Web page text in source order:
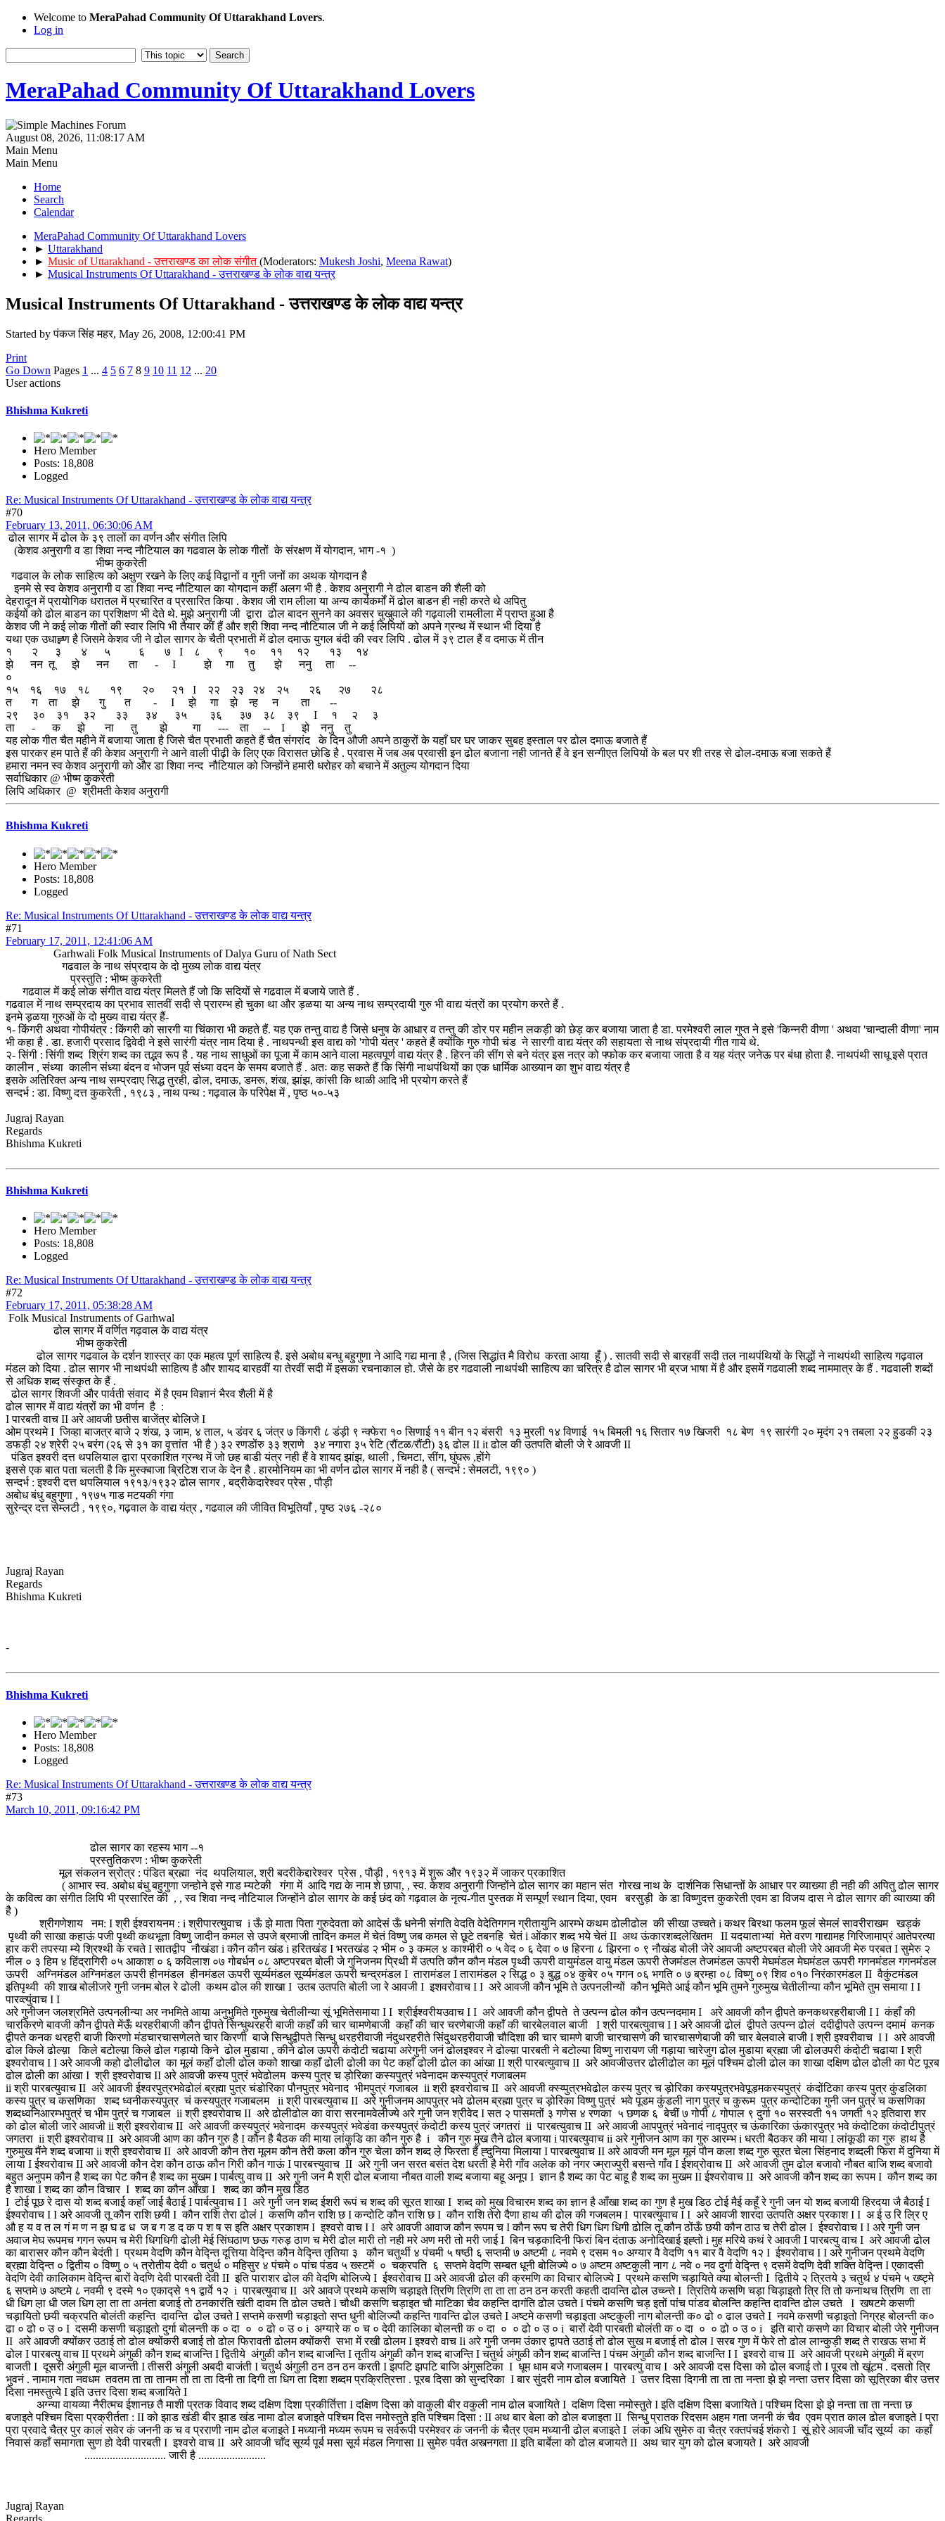
Welcome to MeraPahad Community Of Uttarakhand Lovers.
Log in
MeraPahad Community Of Uttarakhand Lovers
August 08, 2026, 11:08:17 AM
Main Menu
Main Menu
Home
Search
Calendar
MeraPahad Community Of Uttarakhand Lovers
► Uttarakhand
► Music of Uttarakhand - उत्तराखण्ड का लोक संगीत(Moderators: Mukesh Joshi, Meena Rawat)
► Musical Instruments Of Uttarakhand - उत्तराखण्ड के लोक वाद्य यन्त्र
Musical Instruments Of Uttarakhand - उत्तराखण्ड के लोक वाद्य यन्त्र
Started by पंकज सिंह महर, May 26, 2008, 12:00:41 PM
Print
Go Down Pages 1 ... 4 5 6 7 8 9 10 11 12 ... 20
User actions
Bhishma Kukreti
Hero Member
Posts: 18,808
Logged
Re: Musical Instruments Of Uttarakhand - उत्तराखण्ड के लोक वाद्य यन्त्र
#70
February 13, 2011, 06:30:06 AM
ढोल सागर में ढोल के ३९ तालों का वर्णन और संगीत लिपि
(केशव अनुरागी व डा शिवा नन्द नौटियाल का गढवाल के लोक गीतों के संरक्षण में योगदान, भाग -१ )
भीष्म कुकरेती
गढवाल के लोक साहित्य को अक्षुण रखने के लिए कई विद्वानों व गुनी जनों का अथक योगदान है
इनमे से स्व केशव अनुरागी व डा शिवा नन्द नौटियाल का योगदान कहीं अलग भी है . केशव अनुरागी ने ढोल बाडन की शैली को
देहरादून में प्रायोगिक धरातल में प्रचारित व प्रसारित किया . केशव जी राम लीला या अन्य कार्यकर्मों में ढोल बाडन ही नही करते थे अपितु
कईयों को ढोल बाडन का प्रशिक्षण भी देते थे. मुझे अनुरागी जी द्वारा ढोल बादन सुनने का अवसर चुखुवाले की गढ़वाली रामलीला में प्राप्त हुआ है
केशव जी ने कई लोक गीतों की स्वार लिपि भी तैयार कीं हैं और श्री शिवा नन्द नौटियाल जी ने कई लिपियों को अपने ग्रन्थ में स्थान भी दिया है
यथा एक उधाह्र्ण है जिसमे केशव जी ने ढोल सागर के चैती प्रभाती में ढोल दमाऊ युगल बंदी की स्वर लिपि . ढोल में ३९ टाल हैं व दमाऊ में तीन
१ २ ३ ४ ५ ६ ७ I ८ ९ १० ११ १२ १३ १४
झे नन तू झे नन ता - I झे गा तु झे ननु ता --
०
१५ १६ १७ १८ १९ २० २१ I २२ २३ २४ २५ २६ २७ २८
त ग ता झे गु त - I झे गा झे न्ह न ता --
२९ ३० ३१ ३२ ३३ ३४ ३५ ३६ ३७ ३८ ३९ I १ २ ३
ता - क झे ना तु झे गा --- ता -- I झे ननु तु
यह लोक गीत चैत महीने में बजाया जाता है जिसे चैत प्रभाती कहते हैं चैत संगरांद के दिन औजी अपने ठाकुरों के यहाँ घर घर जाकर सुबह इस्ताल पर ढोल दमाऊ बजाते हैं
इस पारकर हम पाते हैं की केशव अनुरागी ने आने वाली पीढ़ी के लिए एक विरासत छोडि है . प्रवास में जब अब प्रवासी इन ढोल बजाना नही जानते हैं वे इन सन्गीएत लिपियों के बल पर शी तरह से ढोल-दमाऊ बजा सकते हैं
हमारा नमन स्व केशव अनुरागी को और डा शिवा नन्द नौटियाल को जिन्होंने हमारी धरोहर को बचाने में अतुल्य योगदान दिया
सर्वाधिकार @ भीष्म कुकरेती
लिपि अधिकार @ श्रीमती केशव अनुरागी
Bhishma Kukreti
Hero Member
Posts: 18,808
Logged
Re: Musical Instruments Of Uttarakhand - उत्तराखण्ड के लोक वाद्य यन्त्र
#71
February 17, 2011, 12:41:06 AM
Garhwali Folk Musical Instruments of Dalya Guru of Nath Sect
गढवाल के नाथ संप्रदाय के दो मुख्य लोक वाद्य यंत्र
प्रस्तुति : भीष्म कुकरेती
गढवाल में कई लोक संगीत वाद्य यंत्र मिलते हैं जो कि सदियों से गढवाल में बजाये जाते हैं .
गढवाल में नाथ सम्प्रदाय का प्रभाव सातवीं सदी से प्रारम्भ हो चुका था और ड़ळया या अन्य नाथ सम्प्रदायी गुरु भी वाद्य यंत्रों का प्रयोग करते हैं .
इनमे ड़ळया गुरुओं के दो मुख्य वाद्य यंत्र हैं-
१- किंगरी अथवा गोपीयंत्र : किंगरी को सारगी या चिंकारा भी कहते हैं. यह एक तन्तु वाद्य है जिसे धनुष के आधार व तन्तु की डोर पर महीन लकड़ी को छेड़ कर बजाया जाता है डा. परमेश्वरी लाल गुप्त ने इसे 'किन्नरी वीणा ' अथवा 'चान्दाली वीणा' नाम
भी कहा है . डा. हजारी प्रसाद द्विवेदी ने इसे सारंगी यंत्र नाम दिया है . नाथपन्थी इस वाद्य को 'गोपी यंत्र ' कहते हैं क्योंकि गुरु गोपी चंड ने सारगी वाद्य यंत्र की सहायता से नाथ संप्रदायी गीत गाये थे.
२- सिंगी : सिंगी शब्द श्रिंग शब्द का तद्भव रूप है . यह नाथ साधुओं का पूजा में काम आने वाला महत्वपूर्ण वाद्य यंत्र है . हिरन की सींग से बने यंत्र इस नत्र को फ्फोक कर बजाया जाता है व यह यंत्र जनेऊ पर बंधा होता है. नाथपंथी साधू इसे प्रात
कालीन , संध्या कालीन संध्या बंदन व भोजन पूर्व संध्या वदन के समय बजाते हैं . अतः कह सकते हैं कि सिंगी नाथपंथियों का एक धार्मिक आख्यान का शुभ वाद्य यंत्र है
इसके अतिरिक्त अन्य नाथ सम्प्रदाए सिद्ध तुरही, ढोल, दमाऊ, डमरू, शंख, झांझ, कांसी कि थाळी आदि भी प्रयोग करते हैं
सन्दर्भ : डा. विष्णु दत्त कुकरेती , १९८३ , नाथ पन्थ : गढ़वाल के परिपेक्ष में , पृष्ठ ५०-५३
Jugraj Rayan
Regards
Bhishma Kukreti
Bhishma Kukreti
Hero Member
Posts: 18,808
Logged
Re: Musical Instruments Of Uttarakhand - उत्तराखण्ड के लोक वाद्य यन्त्र
#72
February 17, 2011, 05:38:28 AM
Folk Musical Instruments of Garhwal
ढोल सागर में वर्णित गढ़वाल के वाद्य यंत्र
भीष्म कुकरेती
ढोल सागर गढवाल के दर्शन शास्त्र का एक महत्व पूर्ण साहित्य है. इसे अबोध बन्धु बहुगुणा ने आदि गद्य माना है , (जिस सिद्धांत मै विरोध करता आया हूँ ) . सातवी सदी से बारहवीं सदी तल नाथपंथियों के सिद्धों ने नाथपंथी साहित्य गढ़वाल
मंडल को दिया . ढोल सागर भी नाथपंथी साहित्य है और शायद बारहवीं या तेरवीं सदी में इसका रचनाकाल हो. जैसे के हर गढवाली नाथपंथी साहित्य का चरित्र है ढोल सागर भी ब्रज भाषा में है और इसमें गढवाली शब्द नाममात्र के हैं . गढवाली शब्दों
से अधिक शब्द संस्कृत के हैं .
ढोल सागर शिवजी और पार्वती संवाद में है एवम विज्ञानं भैरव शैली में है
ढोल सागर में वाद्य यंत्रों का भी वर्णन है :
I पारबती वाच II अरे आवजी छतीस बाजेंत्र बोलिजे I
ओम प्रथमे I जिव्हा बाजत्र बाजे २ शंख, ३ जाम, ४ ताल, ५ डंवर ६ जंत्र ७ किंगरी ८ डंड़ी ९ न्क्फेरा १० सिणाई ११ बीन १२ बंसरी १३ मुरली १४ विणाई १५ बिमली १६ सितार १७ खिजरी १८ बेण १९ सारंगी २० मृदंग २१ तबला २२ हुडकी २३
डफड़ी २४ श्रेरी २५ बरंग (२६ से ३१ का वृत्तांत भी है ) ३२ रणडोंरु ३३ श्राणे ३४ नगारा ३५ रेटि (रौंटळ/रौंटी) ३६ ढोल II it ढोल की उतपति बोली जे रे आवजी II
पंडित इश्वरी दत्त थपलियाल द्वारा प्रकाशित ग्रन्थ में जो छह बाडी यंत्र नही हैं वे शायद झांझ, थाली , चिमटा, सींग, घुंघरू ,होंगे
इससे एक बात पता चलती है कि मुस्क्बाजा ब्रिटिश राज के देन है . हारमोनियम का भी वर्णन ढोल सागर में नही है ( सन्दर्भ : सेमलटी, १९९० )
सन्दर्भ : इश्वरी दत्त थपलियाल १९१३/१९३२ ढोल सागर , बद्रीकेदारेश्वर प्रेस , पौड़ी
अबोध बंधु बहुगुणा , १९७५ गाड मटयकी गंगा
सुरेन्द्र दत्त सेम्लटी , १९९०, गढ़वाल के वाद्य यंत्र , गढवाल की जीवित विभूतियाँ , पृष्ठ २७६ -२८०
Jugraj Rayan
Regards
Bhishma Kukreti
-
Bhishma Kukreti
Hero Member
Posts: 18,808
Logged
Re: Musical Instruments Of Uttarakhand - उत्तराखण्ड के लोक वाद्य यन्त्र
#73
March 10, 2011, 09:16:42 PM
ढोल सागर का रहस्य भाग --१
प्रस्तुतिकरण : भीष्म कुकरेती
मूल संकलन स्रोत्र : पंडित ब्रह्मा नंद थपलियाल, श्री बदरीकेद्दारेश्वर प्रेस , पौड़ी , १९१३ में शुरू और १९३२ में जाकर प्रकाशित
( आभार स्व. अबोध बंधु बहुगुणा जन्होने इसे गाड म्यटेकी गंगा में आदि गद्य के नाम शे छापा, , स्व. केशव अनुरागी जिन्होंने ढोल सागर का महान संत गोरख नाथ के दार्शनिक सिधान्तों के आधार पर व्याख्या ही नही की अपितु ढोल सागर
के कवित्व का संगीत लिपि भी प्रसारित की , , स्व शिवा नन्द नौटियाल जिन्होंने ढोल सागर के कई छंद को गढ़वाल के नृत्य-गीत पुस्तक में सम्पूर्ण स्थान दिया, एवम बरसुड़ी के डा विष्णुदत्त कुकरेती एवम डा विजय दास ने ढोल सागर की व्याख्या की
है )
श्रीगणेशाय नम: I श्री ईश्वरायनम : i श्रीपारत्युवाच i ऊँ झे माता पिता गुरुदेवता को आदेसं ऊँ धनेनी संगति वेदति वेदेतिगगन ग्रीतायुनि आरम्भे कथम ढोलीढोल की सीखा उच्चते i कथर बिरथा फलम फूलं सेमलं सावरीराखम खड़कं
पृथ्वी की साखा कहाऊं पजी पृथ्वी कथभूता विष्णु जादीन कमल से उपजे ब्रमाजी तादिन कमल में चेतं विष्णु जब कमल से छूटे तबनहि चेतं i ओंकार शब्द भये चेतं II अथ ऊंकारशब्दलेखितम II यदयाताभ्यां मेते वरण गाद्यामह गिरिजामाप्रं आतेपरत्या
हार करी तपस्या म्ये श्रिश्थी के रचते I सातद्वीप नौखंडा i कौन कौन खंड i हरितखंड I भरतखंड २ भीम ० ३ कमल ४ काश्मीरी ० ५ वेद ० ६ देवा ० ७ हिरना ८ झिरना ० ९ नौखंड बोली जेरे आवजी अष्टपरबत बोली जेरे आवजी मेरु परबत I सुमेरु २
नील ० ३ हिम ४ हिंद्रागिरी ०५ आकाश ० ६ कविलाश ०७ गोबर्धन ०८ अष्टपरबत बोली जे गुनिजनम प्रिथी में उत्पति कौन कौन मंडल पृथ्वी ऊपरी वायुमंडल वायु मंडल ऊपरी तेजमंडल तेजमंडल ऊपरी मेघमंडल मेघमंडल ऊपरी गगनमंडल गगनमंडल
ऊपरी अग्निमंडल अग्निमंडल ऊपरी हीनमंडल हीनमंडल ऊपरी सूर्य्यमंडल सूर्य्यमंडल ऊपरी चन्द्रमंडल I तारामंडल I तारामंडल २ सिद्ध ० ३ बुद्ध ०४ कुबेर ०५ गगन ०६ भगति ० ७ ब्रम्हा ०८ विष्णु ०९ शिव ०१० निरंकारमंडल II वैकुंटमंडल
इतिपृथ्वी की शाख बोलीजरे गुनी जनम बोल रे ढोली कथम ढोल की शाखा I उतब उतपति बोली जा रे आवजी I इशवरोवाच I I अरे आवजी कौन भूमि ते उत्पनलीन्यों कौन भूमिते आई कौन भूमि तुमने गुरुमुख चेतीलीन्या कौन भूमिते तुम समाया I I
पारव्त्युंवाच I I
अरे गुनीजन जलश्रमिते उत्पनलीन्या अर नभमिते आया अनुभुमिते गुरुमुख चेतीलीन्या सूं भूमितेसमाया I I श्रीईश्वरीयउवाच I I अरे आवजी कौन द्वीपते ते उत्पन्न ढोल कौन उत्पन्नदमाम I अरे आवजी कौन द्वीपते कनकथरहरीबाजी I I कंहाँ की
चारकिरणे बावजी कौन द्वीपते मेंऊँ थरहरीबाजी कौन द्वीपते सिन्धुथरहरी बाजी कहाँ की चार चामणेबाजी कहाँ की चार चरणेबाजी कहाँ की चारबेलवाल बाजी I श्री पारबत्युवाच I I अरे आवजी ढोलं द्वीपते उत्पन्न ढोलं ददीद्वीपते उत्पन्न दमामं कनक
द्वीपते कनक थरहरी बाजी किरणो मंडचारचासणेलते चार किरणी बाजे सिन्धुद्वीपते सिन्धु थरहरीवाजी नंदुथरहरीते सिंदुथरहरीवाजी चौदिशा की चार चामणे बाजी चारचासणे की चारचासणेबाजी की चार बेलवाले बाजी I श्री इश्वरीवाच I I अरे आवजी
ढोल किले ढोल्य़ा किले बटोल्य़ा किले ढोल गड़ायो किने ढोल मुडाया , कीने ढोल ऊपरी कंदोटी चढाया अरेगुनी जनं ढोलइश्वर ने ढोल्य़ा पारबती ने बटोल्या विष्णु नारायण जी गड़ाया चारेजुग ढोल मुडाया ब्रह्मा जी ढोलउपरी कंदोटी चढाया I श्री
इश्वरोवाच I I अरे आवजी कहो ढोलीढोल का मूलं कहाँ ढोली ढोल कको शाखा कहाँ ढोली ढोली का पेट कहाँ ढोली ढोल का आंखा II श्री पारबत्युवाच II अरे आवजीउत्तर ढोलीढोल का मूलं पश्चिम ढोली ढोल का शाखा दक्षिण ढोल ढोली का पेट पूरब
ढोल ढोली का आंखा I श्री इश्वरोवाच II अरे आवजी कस्य पुत्रं भवेढोलम कस्य पुत्र च ड़ोरिका कस्यपुत्रं भवेनादम कस्यपुत्रं गजाबलम
ii श्री पारबत्युवाच II अरे आवजी ईश्वरपुत्रभवेढोलं ब्रह्मा पुत्र चंडोरिका पौनपुत्र भवेनाद भीमपुत्रं गजाबल ii श्री इश्वरोवाच II अरे आवजी क्स्य्पुत्रभवेढोल कस्य पुत्र च ड़ोरिका कस्यपुत्रभवेपूड़मकस्यपुत्रं कंदोंटिका कस्य पुत्र कुंडलिका
कस्य पुत्र च कसणिका शब्द ध्वनीकस्यपुत्र चं कस्यपुत्र गजाबलम ii श्री पारबत्युवाच II अरे गुनीजनम आपपुत्र भवे ढोलम ब्रह्मा पुत्र च ड़ोरिका विष्णु पुत्रं भवे पूडम कुंडली नाग पुत्र च कुरूम पुत्र कन्दोटिका गुनी जन पुत्रं च कसणिका
शब्दध्वनिआरम्भपुत्रं च भीम पुत्रं च गजाबल ii श्री इश्वरोवाच II अरे ढोलीढोल का वारा सरनामवेलीज्ये अरे गुनी जन श्रीवेद I सत २ पासमतों ३ गणेस ४ रणका ५ छणक ६ बेचीं ७ गोपी ८ गोपाल ९ दुर्गा १० सरस्वती ११ जगती १२ इतिवारा शर
को ढोल बोली जारे आवजी ii श्री इश्वरोवाच II अरे आवजी कस्यपुत्रं भवेनादम कस्यपुत्रं भवेडंवा कस्यपुत्रं कंदोटी कस्य पुत्रं जगतरां ii पारबत्युवाच II अरे आवजी आपपुत्रं भवेनादं नाद्पुत्र च ऊंकारिका ऊंकारपुत्र भवे कंदोटिका कंदोटीपुत्रं
जगतरा ii श्री इश्वरोवाच II अरे आवजी आण का कौन गुरु है I कौन है बैठक की माया लांकुडि का कौन गुरु है i कौन गुरु मुख तैने ढोल बजाया i पारबत्युवाच ii अरे गुनीजन आण का गुरु आरम्भ i धरती बैठकर की माया I लांकूडी का गुरु हाथ है
गुरुमुख मैंने शब्द बजाया ii श्री इश्वरोवाच II अरे आवजी कौन तेरा मूलम कौन तेरी कला कौन गुरु चेला कौन शब्द ल़े फिरता हैं ह्दुनिया मिलाया I पारबत्युवाच II अरे आवजी मन मूल मूलं पौन कला शब्द गुरु सूरत चेला सिंहनाद शब्दली फिरा में दुनिया में
लाया I ईश्वरोवाच II अरे आवजी कौन देश कौन ठाऊ कौन गिरी कौन गाऊं I पारबत्त्युवाच II अरे गुनी जन सरत बसंत देश धरती है मेरी गाँव अलेक को नगर ज्म्राज्पुरी बसन्ते गाँव I ईशव्रोवाच II अरे आवजी तुम ढोल बजावो नौबत बाजि शब्द बजावो
बहुत अनुपम कौन है शब्द का पेट कौन है शब्द का मुखम I पार्बत्यु वाच II अरे गुनी जन मै श्री ढोल बजाया नौबत वाली शब्द बजाया बहू अनूप I ज्ञान है शब्द का पेट बाहू है शब्द का मुखम II ईश्वरोवाच II अरे आवजी कौन शब्द का रूपम I कौन शब्द का
है शाखा I शब्द का कौन विचार I शब्द का कौन आँखा I शब्द का कौन मुख डिठ
I टोई पूछ रे दास यो शब्द बजाई कहाँ जाई बैठाई I पार्बत्युवाच I I अरे गुनी जन शब्द ईशरी रूपं च शब्द की सूरत शाखा I शब्द को मुख विचारम शब्द का ज्ञान है आँखा शब्द का गुण है मुख डिठ टोई मैई कहूँ रे गुनी जन यो शब्द बजायी हिरदया जै बैठाई I
ईश्वरोवाच I I अरे आवजी तू कौन राशि छयी I कौन राशि तेरा ढोलं I कसणि कौन राशि छ I कन्दोटि कौन राशि छ I कौन राशि तेरो दैणा हाथ की ढोल की गजबलम I पारबत्युवाच I I अरे आवजी शारदा उतपति अक्षर प्रकाश I I अ ई उ रि ल्रि ए
औ ह य व त ल गं म ण न झ घ ढ ध ज ब ग ड द क प श ष स इति अक्षर प्रकाशम I इश्वरो वाच I I अरे आवजी आवाज कौन रूपम च I कौन रूप च तेरी धिग धिग धिगी ढोलि तू कौन ठोंऊँ छयी कौन ठाउ च तेरी ढोल I ईश्वरोवाच I I अरे गुनी जन
अवाज मेघ रूपमच गगन रूपम च मेरी धिगधिगी ढोली मेई सिंघठाण छऊ गरुड़ ठाण च मेरी ढोल मारी तो नही मरे अण मरी तो मरी जाई I बिन चड़कादिनी फिरां बिन दंताऊ अनोदिखाई इह्तो i मुह मरिये कथं रे आवजी I पारबत्यु वाच I अरे आवजी ढोल
का बारासर कौन कौन बेदंती I प्रथम वेदणि कौन वेद्न्ति दूत्तिया वेद्न्ति कौन वेद्न्ति तृतिया ३ कौन चतुर्थी ४ पंचमी ५ षष्ठी ६ सप्तमी ७ अष्टमी ८ नवमे ९ दसम १० अग्यार वै वेदणि ११ बार वै वेदणि १२ I ईश्वरोवाच I I अरे गुनीजन प्रथमे वेदणि
ब्रह्मा वेद्न्ति ० द्वितीय ० विष्णु ० ५ त्रोतीय देवी ० चतुर्थ ० महिसुर ४ पंचमे ० पांच पंडव ५ ख्स्टमें ० चक्रपति ६ सप्तमे वेदणि सम्बत धूनी बोलिज्ये ० ७ अष्टम अष्टकुली नाग ८ नवे ० नव दुर्गा वेद्न्ति ९ दसमें वेदणि देवी शक्ति वेद्न्ति I एकादसी
वेदणि देवी कालिकाम वेद्न्ति बारों वेदणि देवी पारबती देवी II इति पाराशर ढोल की वेदणि बोलिज्ये I ईश्वरोवाच II अरे आवजी ढोल की क्रमणि का विचार बोलिज्ये I प्रथमे कसणि चड़ायिते क्या बोलन्ती I द्वितीये २ त्रितये ३ चतुर्थ ४ पंचमे ५ ख्ष्ट्मे
६ सप्तमे ७ अष्टमे ८ नवमी ९ दस्मे १० एकाद्से ११ द्वार्वे १२ i पारबत्युवाच II अरे आवजे प्रथमे कसणि चड़ाइते त्रिणि त्रिणि ता ता ता ठन ठन करती कहती दावन्ति ढोल उच्च्न्ते I त्रितिये कसणि चड़ा चिड़ाइतो त्रि ति तो कनाथच त्रिणि ता ता
धी धिग ल़ा धी जल धिग ल़ा ता ता अनंता बजाई तो ठनकारंति खंती दावम ति ढोल उचते I चौथी कसणि चड़ाइत चौ माटिका चैव कहन्ति दागंति ढोल उचते I पंचमे कसणि चड़ इतों पांच पांडव बोलन्ति कहन्ति दावन्ति ढोल उचते I खषटमे कसणी
चड़ायितो छयी चक्रपति बोलंती कहन्ति दावन्ति ढोल उचते I सप्तमे कसणी चड़ाइतो सप्त धुनी बोलिज्यौ कहन्ति गावन्ति ढोल उचते I अष्टमे कसणी चड़ाइता अष्टकुली नाग बोलन्ती क० ढो ० ढाल उचते I नवमे कसणी चड़ाइतो निग्रह बोलन्ती क०
ढा ० ढो ० उ ० I दसमी कसणी चड़ाइतो दुर्गा बोलन्ती क ० दा ० ० ढो ० उ ० i अग्यारे क ० च ० देवी कालिका बोलन्ती क ० दा ० ० ढो ० उ ० i बारों देवी पारबती बोलंती क ० दा ० ० ढो ० उ ० i इति बारो कसणे का विचार बोली जेरे गुनीजन
II अरे आवजी क्योंकर उठाई तो ढोल क्योंकरी बजाई तो ढोल फिरावती ढोलम क्योंकरी सभा में रखी ढोलम I इश्वरो वाच Ii अरे गुनी जनम उंकार द्वापते उठाई तो ढोल सुख म बजाई तो ढोल I सरब गुण में फेरे तो ढोल लान्कुड़ी शब्द ते राखऊ सभा में
ढोल I पारबत्यु वाच II प्रथमे अंगुळी कौन शब्द बाजन्ति I द्वितीये अंगुळी कौन शब्द बाजन्ति I तृतीय अंगुळी कौन शब्द बाजन्ति I चतुर्थ अंगुळी कौन शब्द बाजन्ति I पंचम अंगुळी कौन शब्द बाजन्ति I I इश्वरो वाच II अरे आवजी प्रथमे अंगुळी में ब्रण
बाजती I दूसरी अंगुली मूल बाजन्ती I तीसरी अंगुली अबदी बाजंती I चतुर्थ अंगुली ठन ठन ठन करती I झपटि झपटि बाजि अंगुसटिका I धूम धाम बजे गजाबलम I पारबत्यु वाच I अरे आवजी दस दिसा को ढोल बजाई तो I पूरब तो खूंटम . दसतो त्रि
भुवनं . नामाम गता नवधम तवतम ता ता तानम तो ता ता दिनी ता दिगी ता धिग ता दिशा शब्दम प्रक्रित्रित्ता . पूरब दिसा को सुन्दरिका I बार सुंदरी नाम ढोल बजायिते I उत्तर दिसा दिगनी ता ता ता नन्ता झे झे नन्ता उत्तर दिसा को सूत्रिका बीर उत्तर
दिसा नमस्तुत्ये I इति उत्तर दिसा शब्द बजायिते I
अग्न्या वायव्या नैरीत्मच ईशानछ तै माशी प्रतक विवाद शब्द दक्षिण दिशा प्रकीर्तित्ता I दक्षिण दिसा को वाकुली बीर वकुली नाम ढोल बजायिते I दक्षिण दिसा नमोस्तुते I इति दक्षिण दिसा बजायिते I पश्चिम दिसा झे झे नन्ता ता ता नन्ता छ
बजाइते पश्चिम दिसा प्रक्रीर्तता : II को झाड खंडी बीर झाड खंड नामा ढोल बजाइते पश्चिम दिस नमोस्तुते इति पश्चिम दिसा : II अथ बार बेला को ढोल बजाइता II सिन्धु प्रातक रिदसम अहम गता जननी कं चैव एवम प्रात काल ढोल बजाइते I प्रा
प्रा प्रवादे चैत्र पुर कालं सवेर कं जननी क च व प्रराणी नाम ढोल बजाइते I मध्यानी मध्यम रूपम च सर्वरूपी परमेश्वर कं जननी कं चैत्र एवम मध्यानी ढोल बजाइते I लंका अधि सुमेरु वा चैत्र रक्तपंचई शंकरो I सूं होरे आवजी चाँद सूर्य्य का कहाँ
निवासं कहाँ समागता सुण हो देवी पारबती I इश्वरो वाच II अरे आवजी चाँद सूर्य्य पूर्ब मसा सूर्य मंडल निगासा II सुमेरु पर्वत अस्त्नगता II इति बार्बेला को ढोल बजायते II अथ चार युग को ढोल बजायते I अरे आवजी
............................. जारी है ........................
Jugraj Rayan
Regards